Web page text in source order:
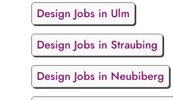
Design Jobs in Ulm
Design Jobs in Straubing
Design Jobs in Neubiberg